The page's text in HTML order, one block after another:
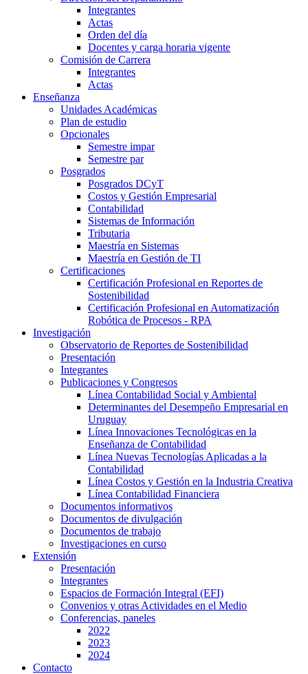
Integrantes
Actas
Orden del día
Docentes y carga horaria vigente
Comisión de Carrera
Integrantes
Actas
Enseñanza
Unidades Académicas
Plan de estudio
Opcionales
Semestre impar
Semestre par
Posgrados
Posgrados DCyT
Costos y Gestión Empresarial
Contabilidad
Sistemas de Información
Tributaria
Maestría en Sistemas
Maestría en Gestión de TI
Certificaciones
Certificación Profesional en Reportes de
Sostenibilidad
Certificación Profesional en Automatización
Robótica de Procesos - RPA
Investigación
Observatorio de Reportes de Sostenibilidad
Presentación
Integrantes
Publicaciones y Congresos
Línea Contabilidad Social y Ambiental
Determinantes del Desempeño Empresarial en
Uruguay
Línea Innovaciones Tecnológicas en la
Enseñanza de Contabilidad
Línea Nuevas Tecnologías Aplicadas a la
Contabilidad
Línea Costos y Gestión en la Industria Creativa
Línea Contabilidad Financiera
Documentos informativos
Documentos de divulgación
Documentos de trabajo
Investigaciones en curso
Extensión
Presentación
Integrantes
Espacios de Formación Integral (EFI)
Convenios y otras Actividades en el Medio
Conferencias, paneles
2022
2023
2024
Contacto